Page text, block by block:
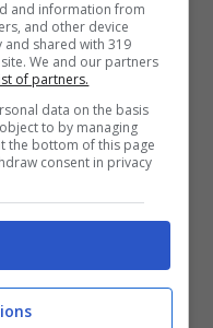
and information from
and other device
and shared with 319
We and our partners
of partners.
data on the basis
to by managing
the bottom of this page
consent in privacy